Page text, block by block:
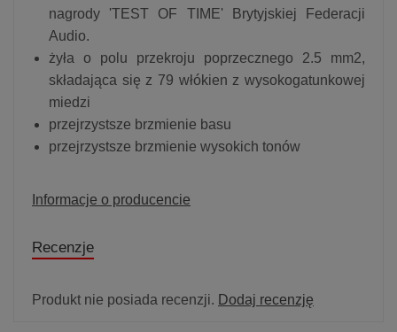
nagrody 'TEST OF TIME' Brytyjskiej Federacji
Audio.
żyła o polu przekroju poprzecznego 2.5 mm2,
składająca się z 79 włókien z wysokogatunkowej
miedzi
przejrzystsze brzmienie basu
przejrzystsze brzmienie wysokich tonów
Informacje o producencie
Recenzje
Produkt nie posiada recenzji. Dodaj recenzję